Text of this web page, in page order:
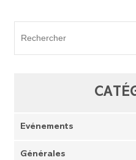
Evénements
Générales